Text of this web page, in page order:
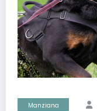
Manziana